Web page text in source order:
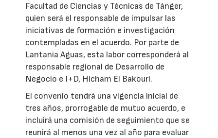
Facultad de Ciencias y Técnicas de Tánger,
quien será el responsable de impulsar las
iniciativas de formación e investigación
contempladas en el acuerdo. Por parte de
Lantania Aguas, esta labor corresponderá al
responsable regional de Desarrollo de
Negocio e I+D, Hicham El Bakouri.
El convenio tendrá una vigencia inicial de
tres años, prorrogable de mutuo acuerdo, e
incluirá una comisión de seguimiento que se
reunirá al menos una vez al año para evaluar